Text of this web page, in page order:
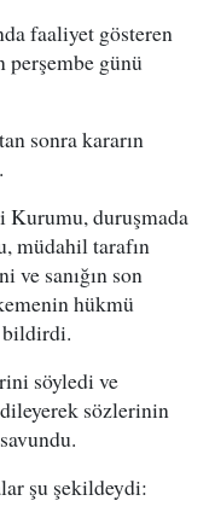
faaliyet gösteren
günü
sonra kararın
Kurumu, duruşmada
müdahil tarafın
ve sanığın son
hükmü
bildirdi.
söyledi ve
sözlerinin
şu şekildeydi: